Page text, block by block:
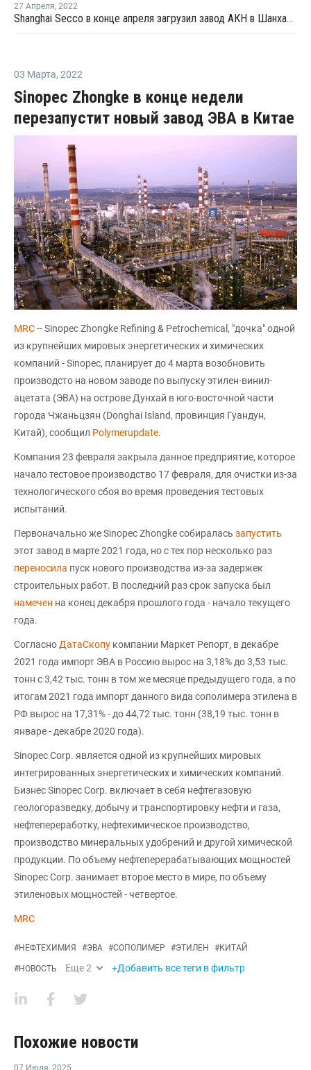
27 Апреля, 2022
Shanghai Secco в конце апреля загрузил завод АКН в Шанхае на уровне 50%
03 Марта, 2022
Sinopec Zhongke в конце недели
перезапустит новый завод ЭВА в Китае
MRC-- Sinopec Zhongke Refining & Petrochemical, "дочка" одной
из крупнейших мировых энергетических и химических
компаний - Sinopec, планирует до 4 марта возобновить
производсто на новом заводе по выпуску этилен-винил-
ацетата (ЭВА) на острове Дунхай в юго-восточной части
города Чжаньцзян (Donghai Island, провинция Гуандун,
Китай), сообщил Polymerupdate.
Компания 23 февраля закрыла данное предприятие, которое
начало тестовое производство 17 февраля, для очистки из-за
технологического сбоя во время проведения тестовых
испытаний.
Первоначально же Sinopec Zhongke собиралась запустить
этот завод в марте 2021 года, но с тех пор несколько раз
переносила пуск нового производства из-за задержек
строительных работ. В последний раз срок запуска был
намечен на конец декабря прошлого года - начало текущего
года.
СогласноДатаСкопу компании Маркет Репорт, в декабре
2021 года импорт ЭВА в Россию вырос на 3,18% до 3,53 тыс.
тонн с 3,42 тыс. тонн в том же месяце предыдущего года, а по
итогам 2021 года импорт данного вида сополимера этилена в
РФ вырос на 17,31% - до 44,72 тыс. тонн (38,19 тыс. тонн в
январе - декабре 2020 года).
Sinopec Corp. является одной из крупнейших мировых
интегрированных энергетических и химических компаний.
Бизнес Sinopec Corp. включает в себя нефтегазовую
геологоразведку, добычу и транспортировку нефти и газа,
нефтепереработку, нефтехимическое производство,
производство минеральных удобрений и другой химической
продукции. По объему нефтеперерабатывающих мощностей
Sinopec Corp. занимает второе место в мире, по объему
этиленовых мощностей - четвертое.
MRC
#НЕФТЕХИМИЯ #ЭВА #СОПОЛИМЕР #ЭТИЛЕН #КИТАЙ
#НОВОСТЬ Еще2 +Добавить все теги в фильтр
Похожие новости